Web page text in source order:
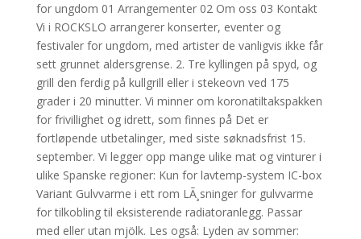
for ungdom 01 Arrangementer 02 Om oss 03 Kontakt
Vi i ROCKSLO arrangerer konserter, eventer og
festivaler for ungdom, med artister de vanligvis ikke får
sett grunnet aldersgrense. 2. Tre kyllingen på spyd, og
grill den ferdig på kullgrill eller i stekeovn ved 175
grader i 20 minutter. Vi minner om koronatiltakspakken
for frivillighet og idrett, som finnes på Det er
fortløpende utbetalinger, med siste søknadsfrist 15.
september. Vi legger opp mange ulike mat og vinturer i
ulike Spanske regioner: Kun for lavtemp-system IC-box
Variant Gulvvarme i ett rom LÃ¸sninger for gulvvarme
for tilkobling til eksisterende radiatoranlegg. Passar
med eller utan mjölk. Les også: Lyden av sommer: